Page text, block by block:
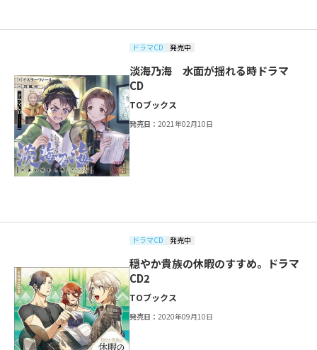
ドラマCD 発売中
淡海乃海 水面が揺れる時ドラマ
CD
TOブックス
発売日：2021年02月10日
ドラマCD 発売中
穏やか貴族の休暇のすすめ。ドラマ
CD2
TOブックス
発売日：2020年09月10日